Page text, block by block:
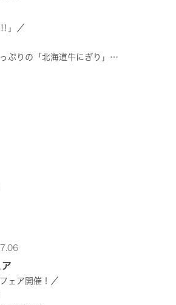
‼」／
ぷりの「北海道牛にぎり」
ほたて」
ェア開催！／